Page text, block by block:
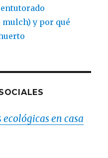
mulch) y por qué
en casa